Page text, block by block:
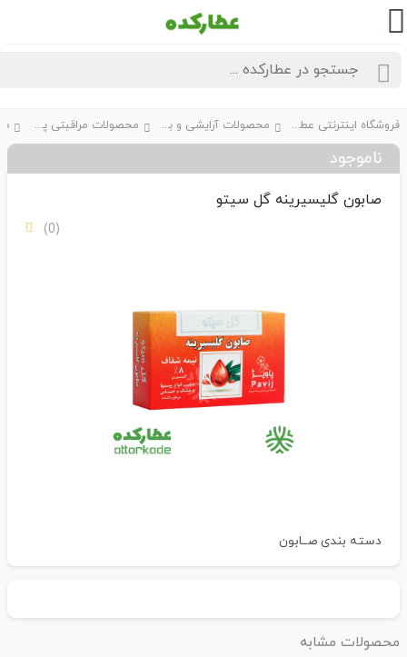
فروشگاه اینترنتی عطارکده محصولات آرایشی و بهداشتی محصولات مراقبتی پوست
ناموجود
صابون گلیسیرینه گل سیتو
دسته بندیصــابون
مشابه